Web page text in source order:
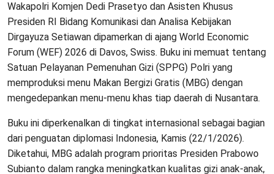
Wakapolri Komjen Dedi Prasetyo dan Asisten Khusus
Presiden RI Bidang Komunikasi dan Analisa Kebijakan
Dirgayuza Setiawan dipamerkan di ajang World Economic
Forum (WEF) 2026 di Davos, Swiss. Buku ini memuat tentang
Satuan Pelayanan Pemenuhan Gizi (SPPG) Polri yang
memproduksi menu Makan Bergizi Gratis (MBG) dengan
mengedepankan menu-menu khas tiap daerah di Nusantara.
Buku ini diperkenalkan di tingkat internasional sebagai bagian
dari penguatan diplomasi Indonesia, Kamis (22/1/2026).
Diketahui, MBG adalah program prioritas Presiden Prabowo
Subianto dalam rangka meningkatkan kualitas gizi anak-anak,